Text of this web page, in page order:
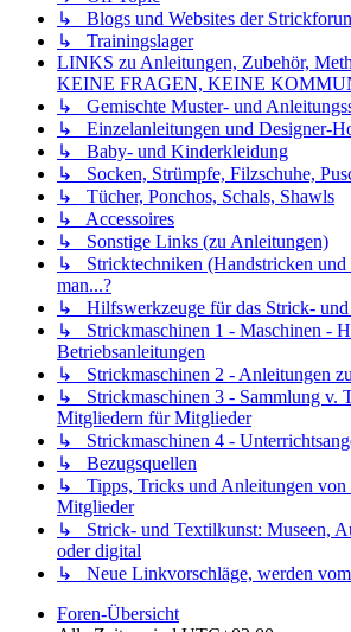
↳ Blogs und Websites der
↳ Trainingslager
LINKS zu Anleitungen, Zubehör,
KEINE FRAGEN, KEINE
↳ Gemischte Muster- und
↳ Einzelanleitungen und Designer-
↳ Baby- und Kinderkleidung
↳ Socken, Strümpfe, Filzschuhe,
↳ Tücher, Ponchos, Schals, Shawls
↳ Accessoires
↳ Sonstige Links (zu Anleitungen)
↳ Stricktechniken (Handstricken und
man...?
↳ Hilfswerkzeuge für das Strick- und
↳ Strickmaschinen 1 - Maschinen -
Betriebsanleitungen
↳ Strickmaschinen 2 - Anleitungen
↳ Strickmaschinen 3 - Sammlung v.
Mitgliedern für Mitglieder
↳ Strickmaschinen 4 -
↳ Bezugsquellen
↳ Tipps, Tricks und Anleitungen
Mitglieder
↳ Strick- und Textilkunst: Museen,
oder digital
↳ Neue Linkvorschläge, werden vom
Foren-Übersicht